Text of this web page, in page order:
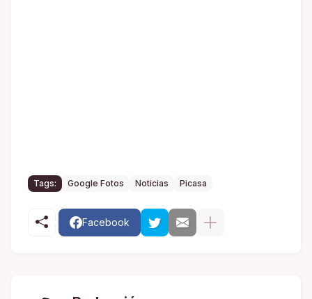
Tags: Google Fotos Noticias Picasa
Facebook